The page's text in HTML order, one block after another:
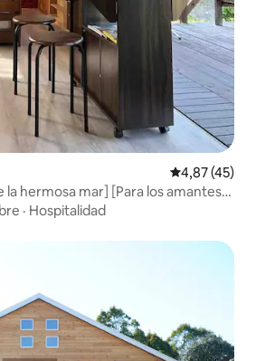
Calificación
4,87 (45)
la hermosa mar] [Para los amantes
e interiores] [Agua de
· Hospitalidad